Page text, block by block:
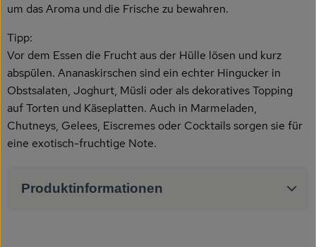
um das Aroma und die Frische zu bewahren.
Tipp:
Vor dem Essen die Frucht aus der Hülle lösen und kurz
abspülen. Ananaskirschen sind ein echter Hingucker in
Obstsalaten, Joghurt, Müsli oder als dekoratives Topping
auf Torten und Käseplatten. Auch in Marmeladen,
Chutneys, Gelees, Eiscremes oder Cocktails sorgen sie für
eine exotisch-fruchtige Note.
Produktinformationen